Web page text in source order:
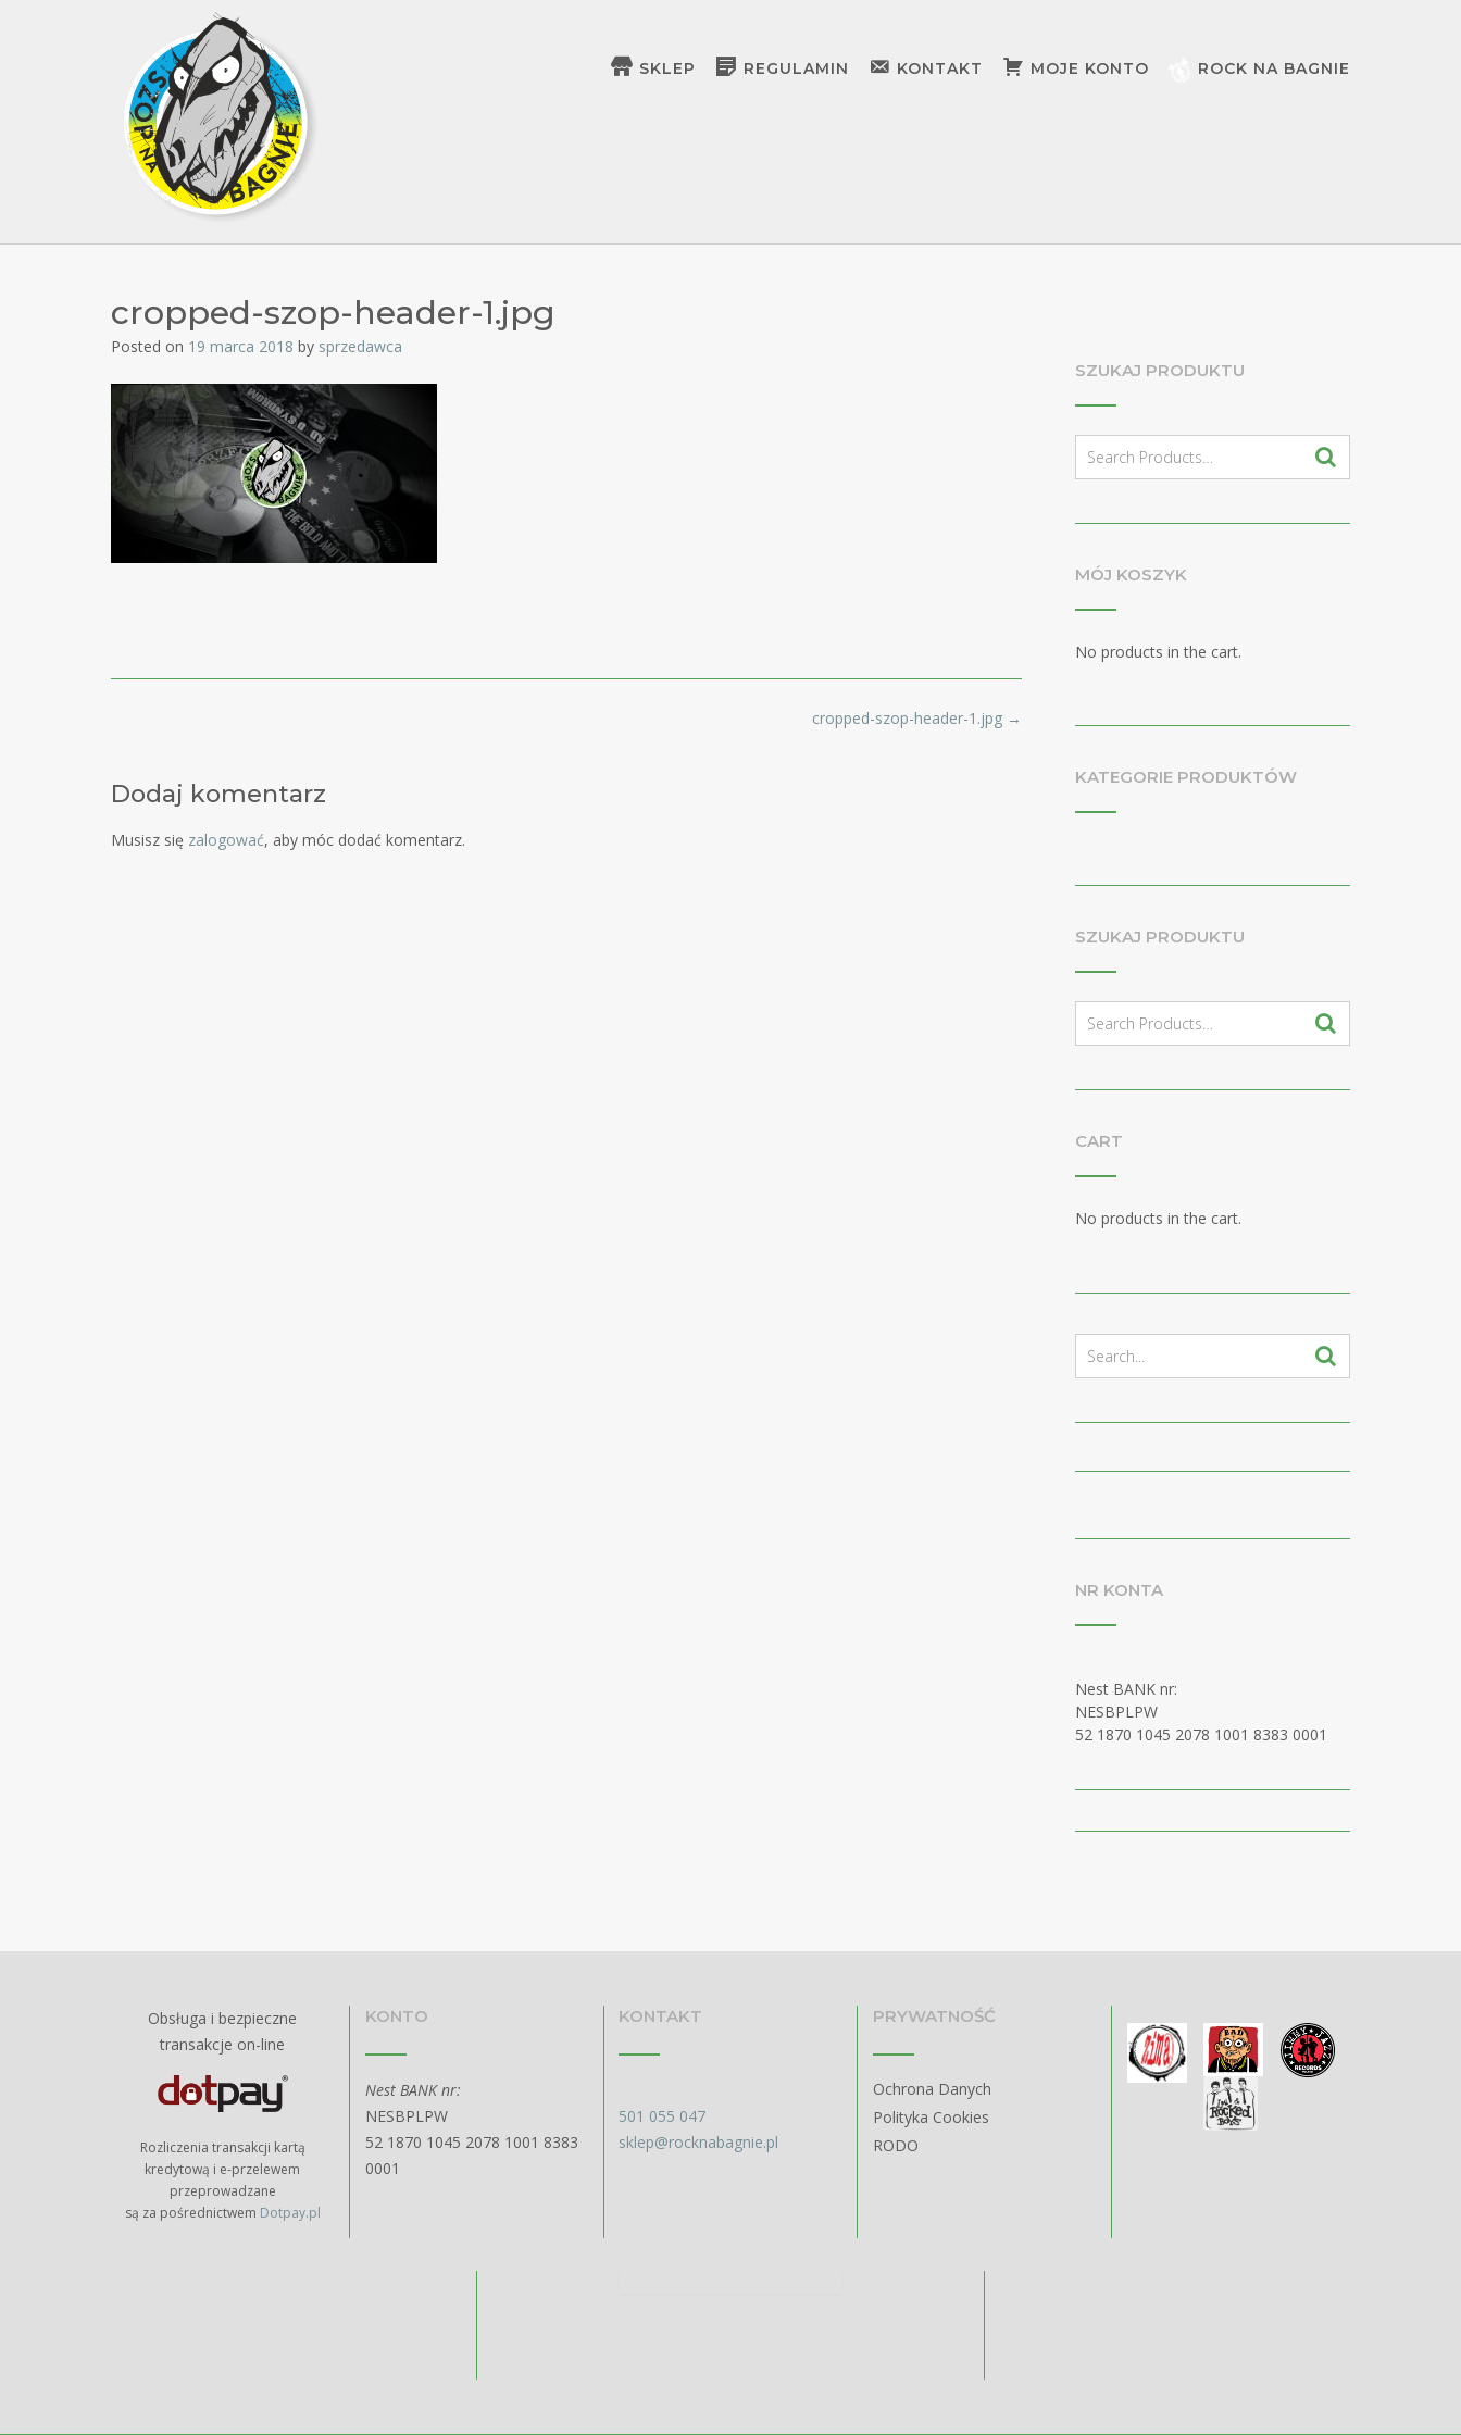
SKLEP REGULAMIN KONTAKT MOJE KONTO ROCK NA BAGNIE
cropped-szop-header-1.jpg
Posted on 19 marca 2018 by sprzedawca
cropped-szop-header-1.jpg →
Dodaj komentarz
Musisz się zalogować, aby móc dodać komentarz.
SZUKAJ PRODUKTU
for:
MÓJ KOSZYK
No products in the cart.
KATEGORIE PRODUKTÓW
SZUKAJ PRODUKTU
for:
CART
No products in the cart.
NR KONTA
Nest BANK nr:
NESBPLPW
52 1870 1045 2078 1001 8383 0001
Obsługa i bezpieczne
transakcje on-line
Rozliczenia transakcji kartą
kredytową i e-przelewem
przeprowadzane
są za pośrednictwem Dotpay.pl
KONTO
Nest BANK nr:
NESBPLPW
52 1870 1045 2078 1001 8383
0001
KONTAKT
501 055 047
sklep@rocknabagnie.pl
PRYWATNOŚĆ
Ochrona Danych
Polityka Cookies
RODO